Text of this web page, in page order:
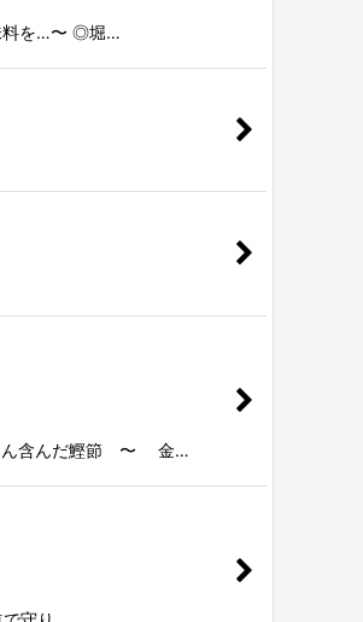
料を…〜 ◎堀…
ん含んだ鰹節 〜 金…